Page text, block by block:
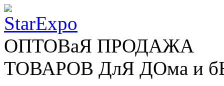
ОПТОВаЯ ПРОДАЖА
ТОВАРОВ ДлЯ ДОма и